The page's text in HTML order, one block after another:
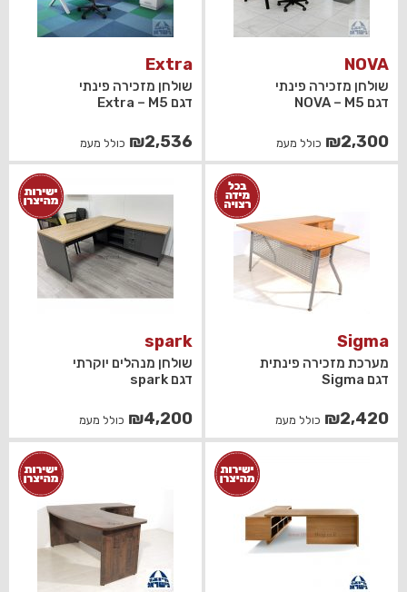
NOVA
שולחן מזכירה פינתי
דגם NOVA – M5
₪2,300 כולל מעמ
Extra
שולחן מזכירה פינתי
דגם Extra – M5
₪2,536 כולל מעמ
Sigma
מערכת מזכירה פינתית
דגם Sigma
₪2,420 כולל מעמ
spark
שולחן מנהלים יוקרתי
דגם spark
₪4,200 כולל מעמ